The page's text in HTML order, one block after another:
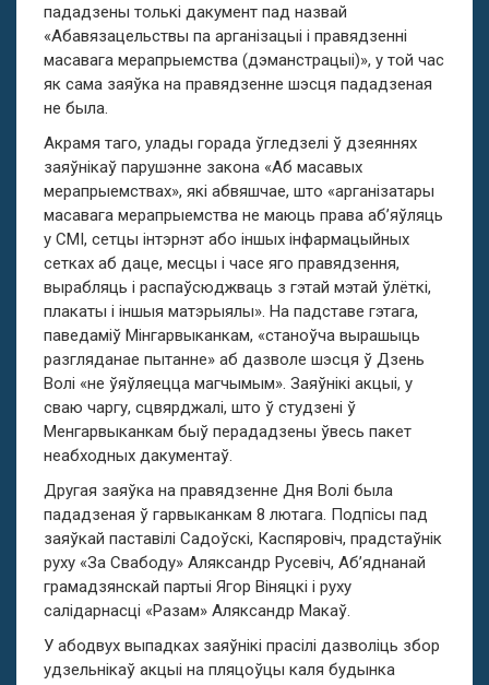
пададзены толькі дакумент пад назвай
«Абавязацельствы па арганізацыі і правядзенні
масавага мерапрыемства (дэманстрацыі)», у той час
як сама заяўка на правядзенне шэсця пададзеная
не была.
Акрамя таго, улады горада ўгледзелі ў дзеяннях
заяўнікаў парушэнне закона «Аб масавых
мерапрыемствах», які абвяшчае, што «арганізатары
масавага мерапрыемства не маюць права аб’яўляць
у СМІ, сетцы інтэрнэт або іншых інфармацыйных
сетках аб даце, месцы і часе яго правядзення,
вырабляць і распаўсюджваць з гэтай мэтай ўлёткі,
плакаты і іншыя матэрыялы». На падставе гэтага,
паведаміў Мінгарвыканкам, «станоўча вырашыць
разгляданае пытанне» аб дазволе шэсця ў Дзень
Волі «не ўяўляецца магчымым». Заяўнікі акцыі, у
сваю чаргу, сцвярджалі, што ў студзені ў
Менгарвыканкам быў перададзены ўвесь пакет
неабходных дакументаў.
Другая заяўка на правядзенне Дня Волі была
пададзеная ў гарвыканкам 8 лютага. Подпісы пад
заяўкай паставілі Садоўскі, Каспяровіч, прадстаўнік
руху «За Свабоду» Аляксандр Русевіч, Аб’яднанай
грамадзянскай партыі Ягор Віняцкі і руху
салідарнасці «Разам» Аляксандр Макаў.
У абодвух выпадках заяўнікі прасілі дазволіць збор
удзельнікаў акцыі на пляцоўцы каля будынка